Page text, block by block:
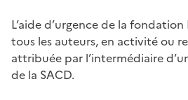
L’aide d’urgence de la fondation
tous les auteurs, en activité ou
attribuée par l’intermédiaire
de la SACD.